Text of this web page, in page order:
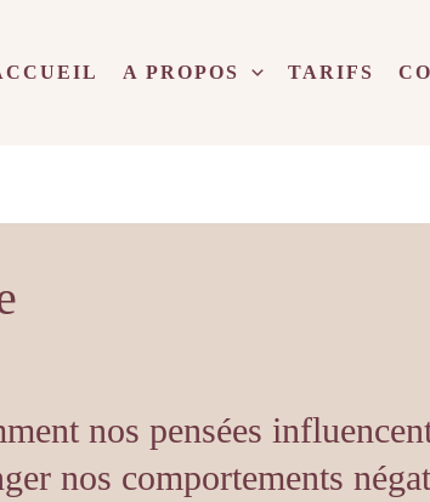
A PROPOS TARIFS
nos pensées
nos comportements